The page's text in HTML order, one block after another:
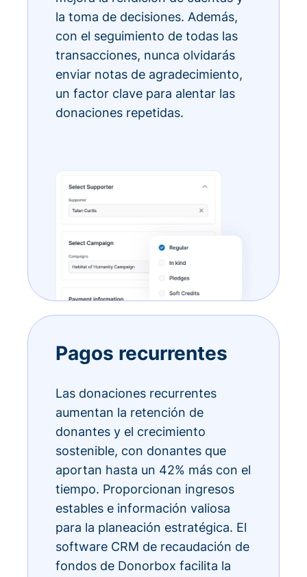
la toma de decisiones. Además,
con el seguimiento de todas las
transacciones, nunca olvidarás
enviar notas de agradecimiento,
un factor clave para alentar las
donaciones repetidas.
Pagos recurrentes
Las donaciones recurrentes
aumentan la retención de
donantes y el crecimiento
sostenible, con donantes que
aportan hasta un 42% más con el
tiempo. Proporcionan ingresos
estables e información valiosa
para la planeación estratégica. El
software CRM de recaudación de
fondos de Donorbox facilita la